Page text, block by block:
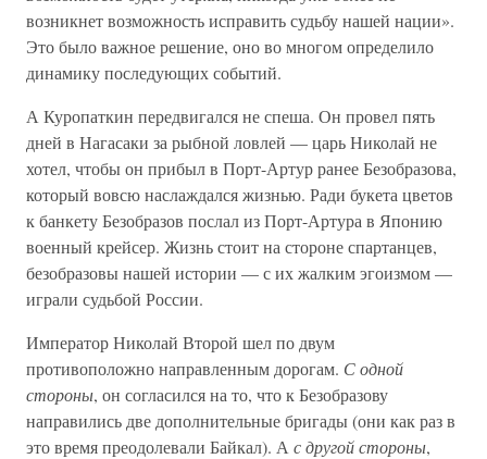
возникнет возможность исправить судьбу нашей нации».
Это было важное решение, оно во многом определило
динамику последующих событий.
А Куропаткин передвигался не спеша. Он провел пять
дней в Нагасаки за рыбной ловлей — царь Николай не
хотел, чтобы он прибыл в Порт-Артур ранее Безобразова,
который вовсю наслаждался жизнью. Ради букета цветов
к банкету Безобразов послал из Порт-Артура в Японию
военный крейсер. Жизнь стоит на стороне спартанцев,
безобразовы нашей истории — с их жалким эгоизмом —
играли судьбой России.
Император Николай Второй шел по двум
противоположно направленным дорогам. С одной
стороны, он согласился на то, что к Безобразову
направились две дополнительные бригады (они как раз в
это время преодолевали Байкал). А с другой стороны,